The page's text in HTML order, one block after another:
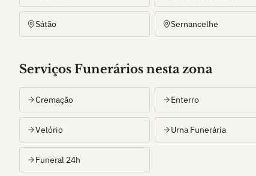
Sátão Sernancelhe
Serviços Funerários nesta zona
Cremação Enterro
Velório Urna Funerária
Funeral 24h